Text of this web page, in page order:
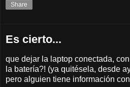
Share
Es cierto...
que dejar la laptop conectada,
la batería?! (ya quitésela, desde
pero alguien tiene información